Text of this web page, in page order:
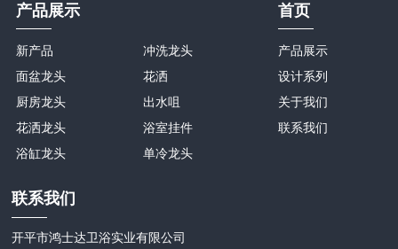
产品展示
新产品
面盆龙头
厨房龙头
花洒龙头
浴缸龙头
冲洗龙头
花洒
出水咀
浴室挂件
单冷龙头
首页
产品展示
设计系列
关于我们
联系我们
联系我们
开平市鸿士达卫浴实业有限公司